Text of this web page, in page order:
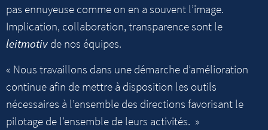
pas ennuyeuse comme on en a souvent l’image.
Implication, collaboration, transparence sont le
leitmotiv de nos équipes.
« Nous travaillons dans une démarche d’amélioration
continue afin de mettre à disposition les outils
nécessaires à l’ensemble des directions favorisant le
pilotage de l’ensemble de leurs activités. »